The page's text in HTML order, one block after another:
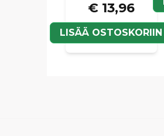
€ 13,96
LISÄÄ OSTOSKORIIN